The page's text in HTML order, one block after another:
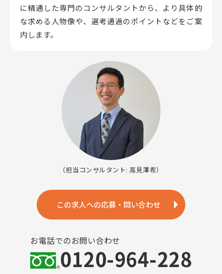
に精通した専門のコンサルタントから、 より具体的
な求める人物像や、選考通過のポイントなどをご案
内します。
（担当コンサルタント: 高見澤希）
この求人への応募・問い合わせ
お電話でのお問い合わせ
0120-964-228